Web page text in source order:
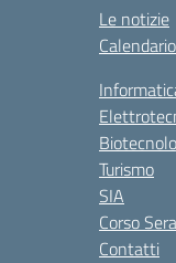
Le notizie
Turismo
SIA
Corso
Contatti